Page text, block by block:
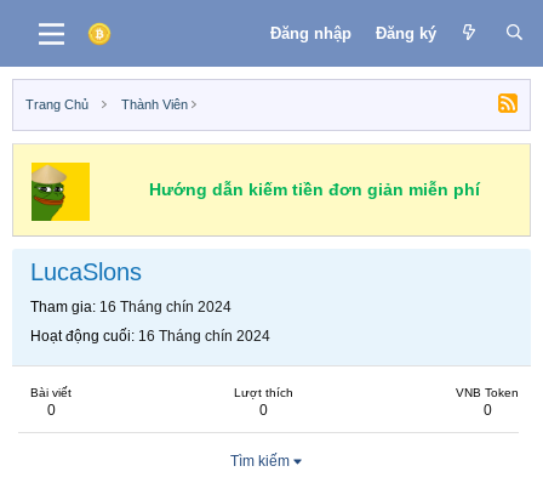
Đăng nhập Đăng ký
Trang Chủ Thành Viên
Hướng dẫn kiếm tiền đơn giản miễn phí
LucaSlons
Tham gia 16 Tháng chín 2024
Hoạt động cuối 16 Tháng chín 2024
Bài viết
0
Lượt thích
0
VNB Token
0
Tìm kiếm